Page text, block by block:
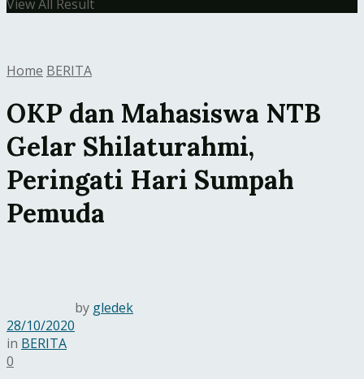
View All Result
Home BERITA
OKP dan Mahasiswa NTB
Gelar Shilaturahmi,
Peringati Hari Sumpah
Pemuda
by gledek
28/10/2020
in BERITA
0